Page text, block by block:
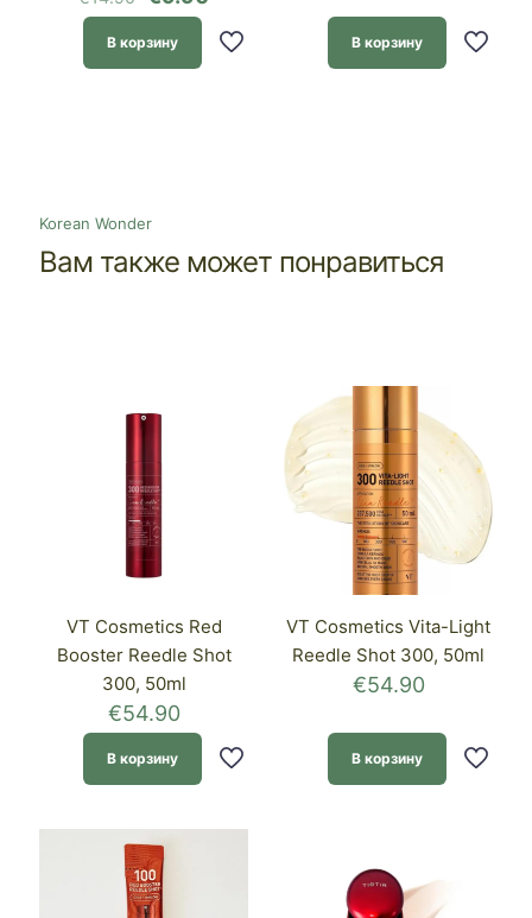
цена
составляла
€14.90.
€9.90.
В корзину
составляла
€24.50.
В корзину
Korean Wonder
Вам также может понравиться
VT Cosmetics Red
Booster Reedle Shot
300, 50ml
€54.90
В корзину
VT Cosmetics Vita-Light
Reedle Shot 300, 50ml
€54.90
В корзину